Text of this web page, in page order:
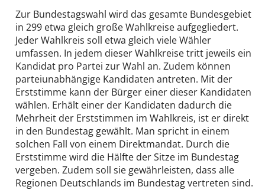
Zur Bundestagswahl wird das gesamte Bundesgebiet
in 299 etwa gleich große Wahlkreise aufgegliedert.
Jeder Wahlkreis soll etwa gleich viele Wähler
umfassen. In jedem dieser Wahlkreise tritt jeweils ein
Kandidat pro Partei zur Wahl an. Zudem können
parteiunabhängige Kandidaten antreten. Mit der
Erststimme kann der Bürger einer dieser Kandidaten
wählen. Erhält einer der Kandidaten dadurch die
Mehrheit der Erststimmen im Wahlkreis, ist er direkt
in den Bundestag gewählt. Man spricht in einem
solchen Fall von einem Direktmandat. Durch die
Erststimme wird die Hälfte der Sitze im Bundestag
vergeben. Zudem soll sie gewährleisten, dass alle
Regionen Deutschlands im Bundestag vertreten sind.